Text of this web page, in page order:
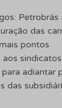
das
pontos
aos
adiantar
das